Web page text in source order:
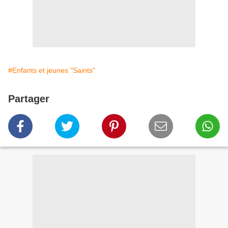
#Enfants et jeunes "Saints"
Partager